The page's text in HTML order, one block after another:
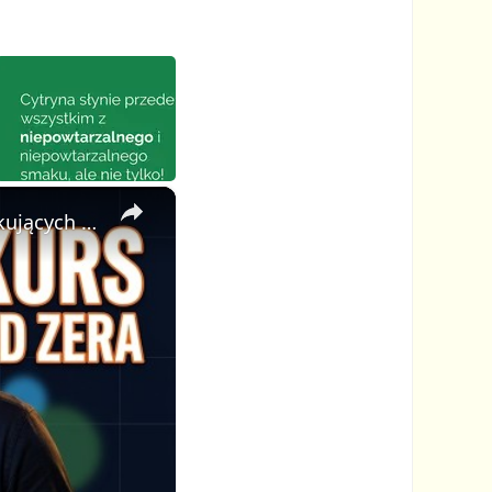
×
🎓 Jak Stworzyć Kurs Online od Zera — Pełny Tutorial dla Początkujących (Rejestracji do Publikacji)